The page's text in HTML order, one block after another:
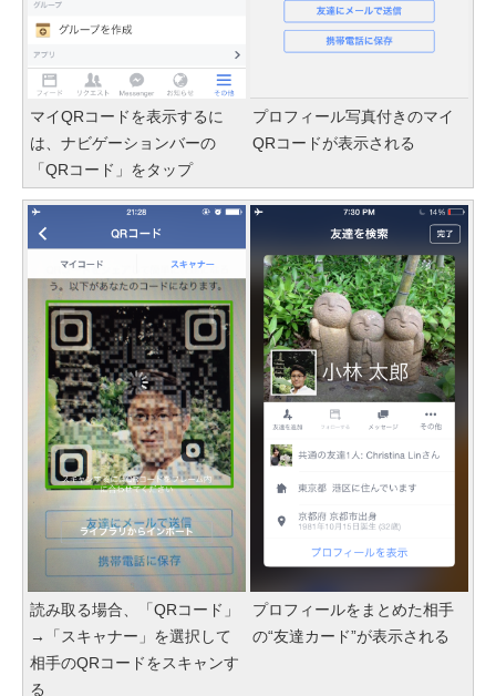
マイQRコードを表示するに
は、ナビゲーションバーの
「QRコード」をタップ
プロフィール写真付きのマイ
QRコードが表示される
読み取る場合、「QRコード」
→「スキャナー」を選択して
相手のQRコードをスキャンす
る
プロフィールをまとめた相手
の“友達カード”が表示される